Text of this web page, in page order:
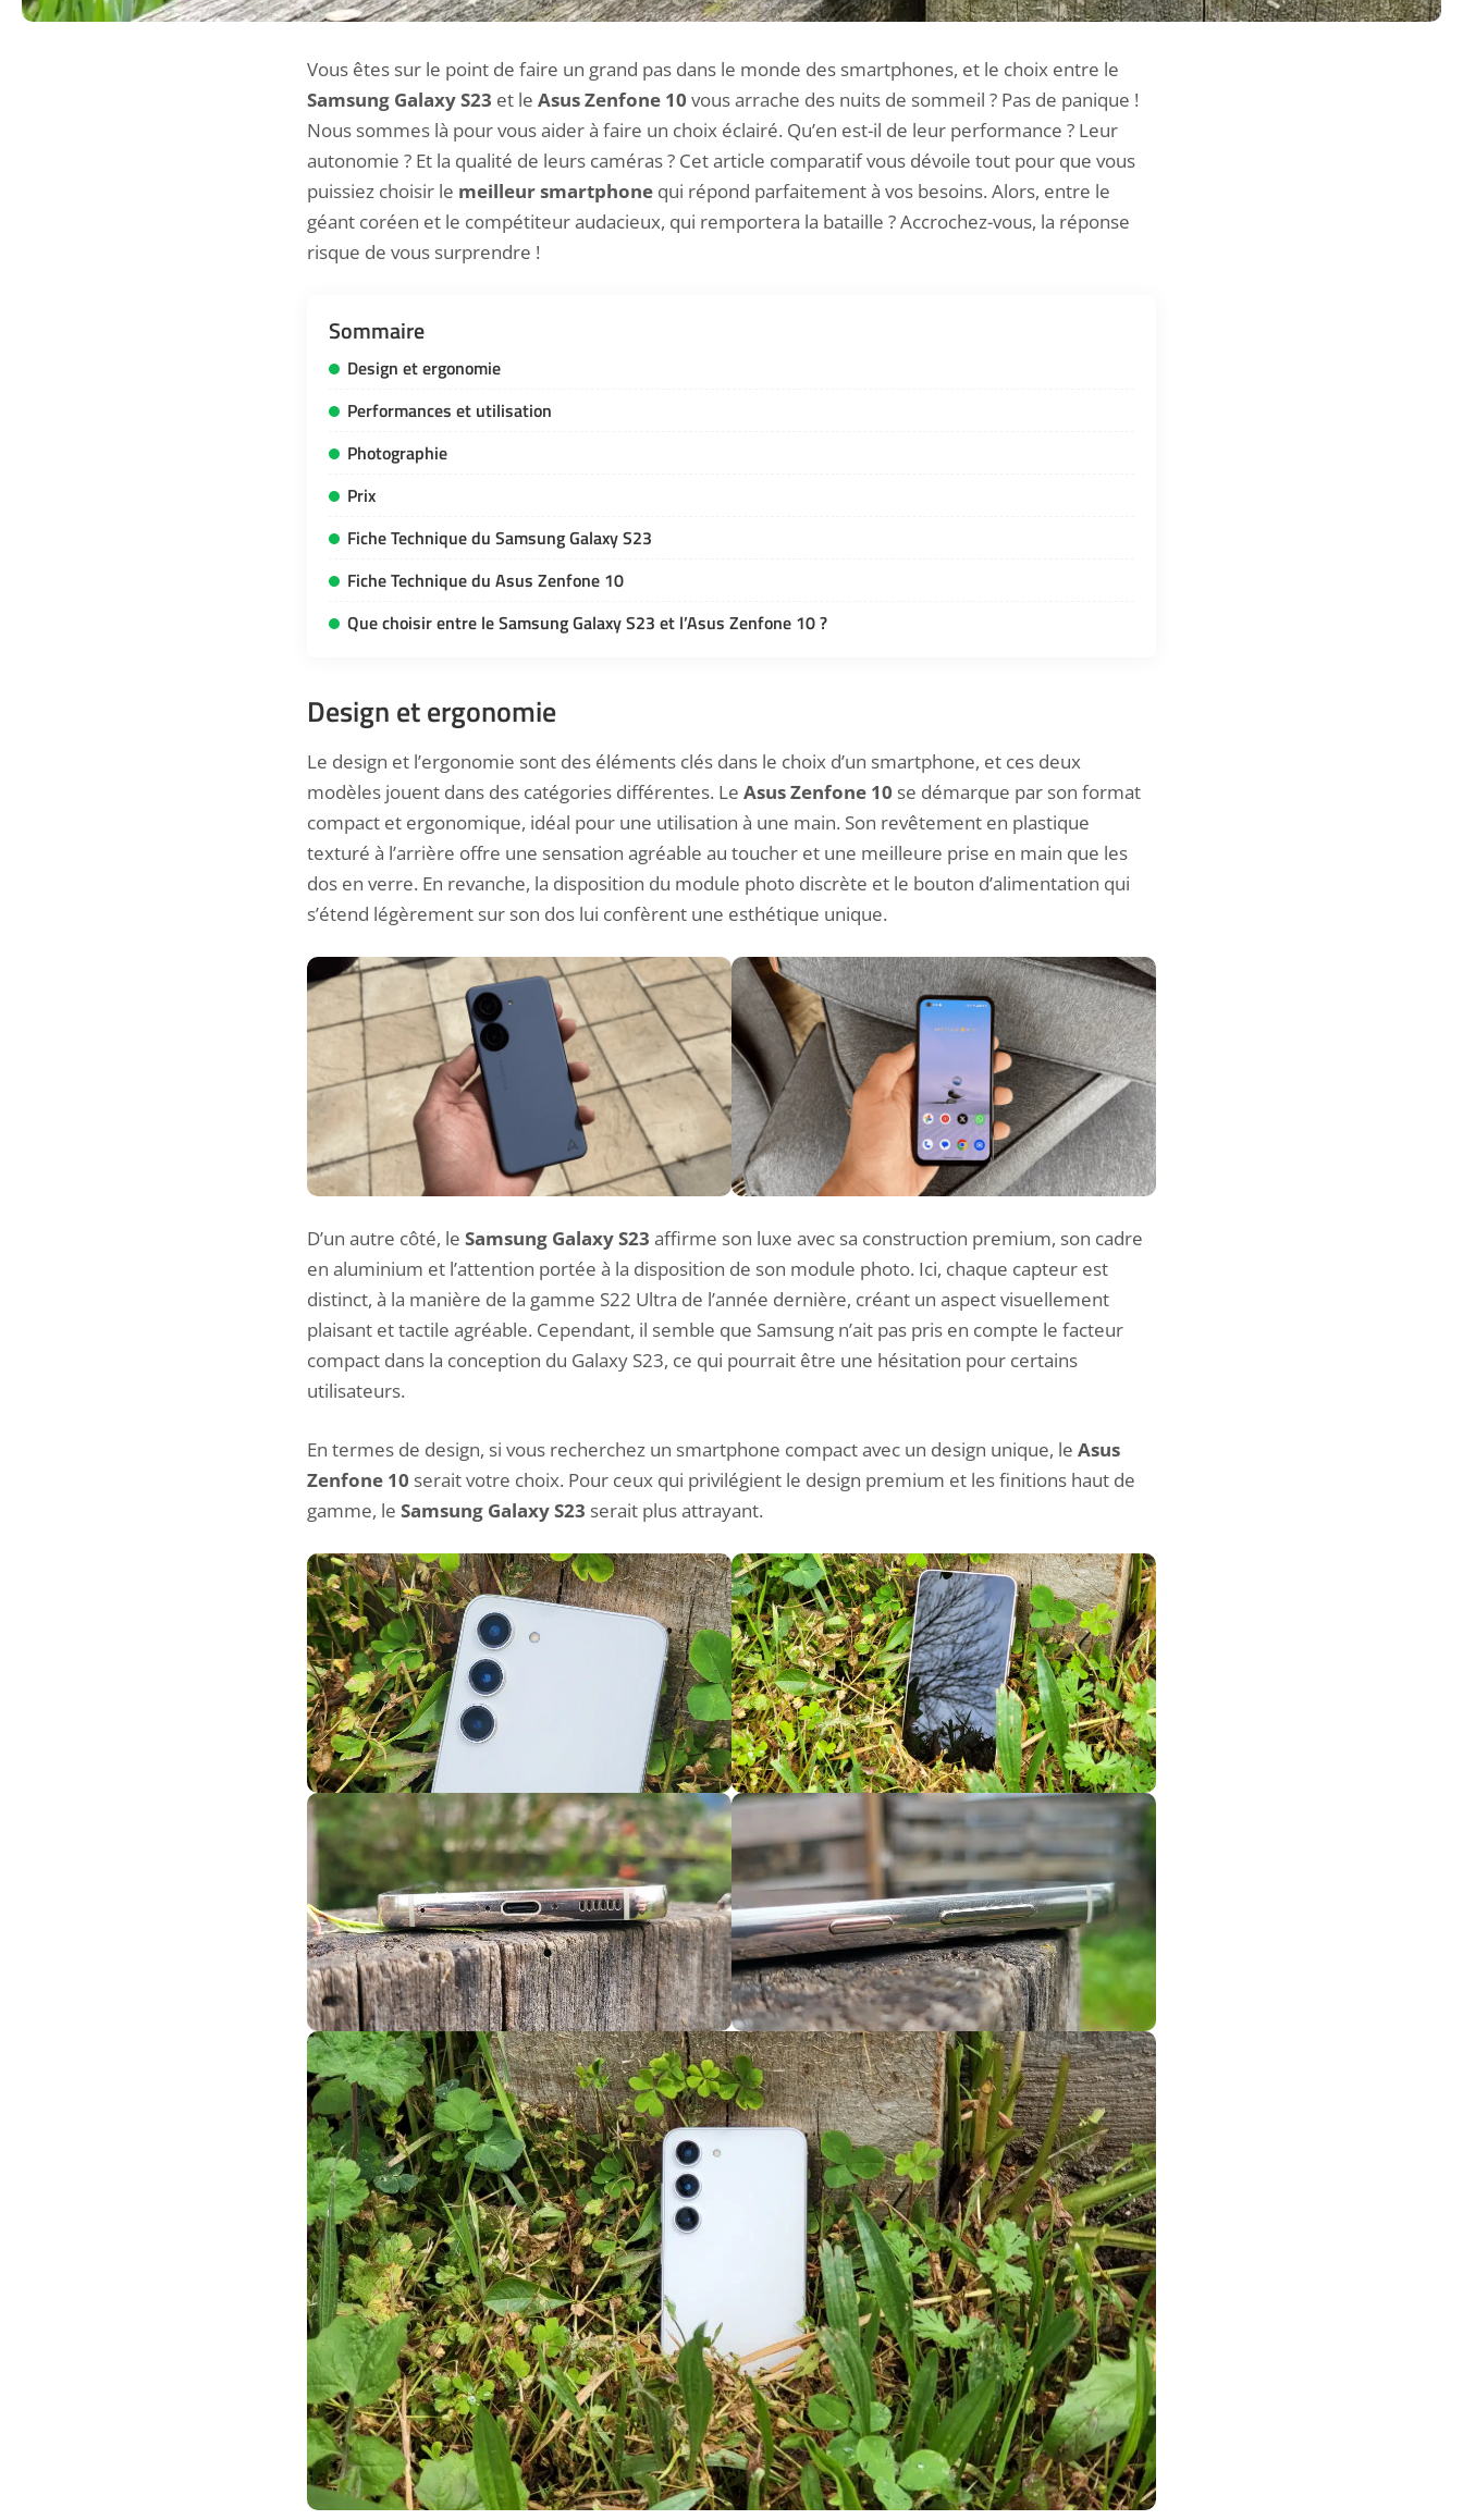
Vous êtes sur le point de faire un grand pas dans le monde des smartphones, et le choix entre le
Samsung Galaxy S23 et le Asus Zenfone 10 vous arrache des nuits de sommeil ? Pas de panique !
Nous sommes là pour vous aider à faire un choix éclairé. Qu’en est-il de leur performance ? Leur
autonomie ? Et la qualité de leurs caméras ? Cet article comparatif vous dévoile tout pour que vous
puissiez choisir le meilleur smartphone qui répond parfaitement à vos besoins. Alors, entre le
géant coréen et le compétiteur audacieux, qui remportera la bataille ? Accrochez-vous, la réponse
risque de vous surprendre !
Sommaire
Design et ergonomie
Performances et utilisation
Photographie
Prix
Fiche Technique du Samsung Galaxy S23
Fiche Technique du Asus Zenfone 10
Que choisir entre le Samsung Galaxy S23 et l’Asus Zenfone 10 ?
Design et ergonomie
Le design et l’ergonomie sont des éléments clés dans le choix d’un smartphone, et ces deux
modèles jouent dans des catégories différentes. Le Asus Zenfone 10 se démarque par son format
compact et ergonomique, idéal pour une utilisation à une main. Son revêtement en plastique
texturé à l’arrière offre une sensation agréable au toucher et une meilleure prise en main que les
dos en verre. En revanche, la disposition du module photo discrète et le bouton d’alimentation qui
s’étend légèrement sur son dos lui confèrent une esthétique unique.
D’un autre côté, le Samsung Galaxy S23 affirme son luxe avec sa construction premium, son cadre
en aluminium et l’attention portée à la disposition de son module photo. Ici, chaque capteur est
distinct, à la manière de la gamme S22 Ultra de l’année dernière, créant un aspect visuellement
plaisant et tactile agréable. Cependant, il semble que Samsung n’ait pas pris en compte le facteur
compact dans la conception du Galaxy S23, ce qui pourrait être une hésitation pour certains
utilisateurs.
En termes de design, si vous recherchez un smartphone compact avec un design unique, le Asus
Zenfone 10 serait votre choix. Pour ceux qui privilégient le design premium et les finitions haut de
gamme, le Samsung Galaxy S23 serait plus attrayant.